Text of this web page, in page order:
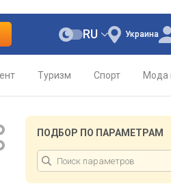
Украина
RU
Туризм Спорт Мода
ПОДБОР ПО ПАРАМЕТРАМ